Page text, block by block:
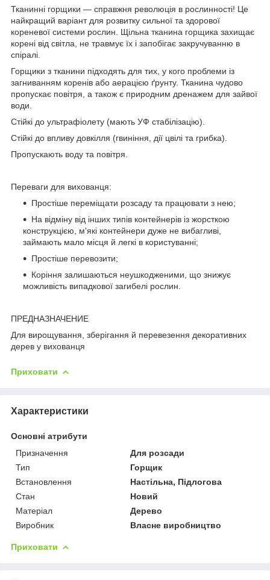
Тканинні горщики — справжня революція в рослинності! Це
найкращий варіант для розвитку сильної та здорової
кореневої системи рослин. Щільна тканина горщика захищає
корені від світла, не травмує їх і запобігає закручуванню в
спіралі.
Горщики з тканини підходять для тих, у кого проблеми із
загниванням коренів або аерацією ґрунту. Тканина чудово
пропускає повітря, а також є природним дренажем для зайвої
води.
Стійкі до ультрафіолету (мають УФ стабілізацію).
Стійкі до впливу довкілля (гвиніння, дії цвілі та грибка).
Пропускають воду та повітря.
Переваги для вихованця:
Простіше переміщати розсаду та працювати з нею;
На відміну від інших типів контейнерів із жорсткою
конструкцією, м'які контейнери дуже не вибагливі,
займають мало місця й легкі в користуванні;
Простіше перевозити;
Коріння залишаються неушкодженими, що знижує
можливість випадкової загибелі рослин.
ПРЕДНАЗНАЧЕНИЕ
Для вирощування, зберігання й перевезення декоративних
дерев у вихованця
Приховати
Характеристики
Основні атрибути
Призначення
Для розсади
Тип
Горщик
Встановлення
Настільна, Підлогова
Стан
Новий
Матеріал
Дерево
Виробник
Власне виробництво
Приховати